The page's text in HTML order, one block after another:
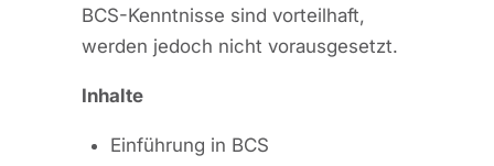
BCS-Kenntnisse sind vorteilhaft,
werden jedoch nicht vorausgesetzt.
Inhalte
Einführung in BCS